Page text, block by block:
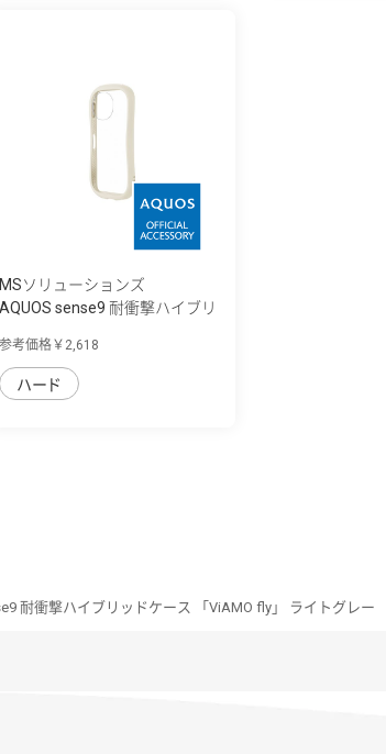
MSソリューションズ
AQUOS sense9 耐衝撃ハイブリ
参考価格￥2,618
ハード
耐衝撃ハイブリッドケース 「ViAMO fly」 ライトグレー